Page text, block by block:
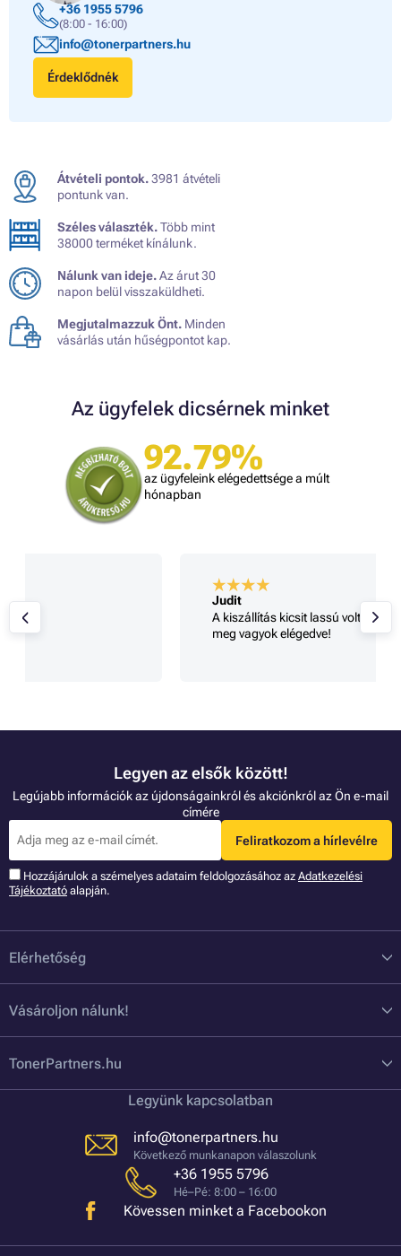
+36 1955 5796
(8:00 - 16:00)
info@tonerpartners.hu
Érdeklődnék
Átvételi pontok.3981 átvételi
pontunk van.
Széles választék.Több mint
38000 terméket kínálunk.
Nálunk van ideje.Az árut 30
napon belül visszaküldheti.
Megjutalmazzuk Önt. Minden
vásárlás után hűségpontot kap.
Az ügyfelek dicsérnek minket
92.79%
az ügyfeleink elégedettsége a múlt
hónapban
A kiszállítás kicsit lassú volt, egyébként mindennel
Legyen az elsők között!
Legújabb információk az újdonságainkról és akciónkról az Ön e-mail
címére
Feliratkozom a hírlevélre
Hozzájárulok a szémelyes adataim feldolgozásához az Adatkezelési
Tájékoztató alapján.
Elérhetőség
Vásároljon nálunk!
TonerPartners.hu
Legyünk kapcsolatban
info@tonerpartners.hu
Következő munkanapon válaszolunk
+36 1955 5796
Hé–Pé: 8:00 – 16:00
Kövessen minket a Facebookon